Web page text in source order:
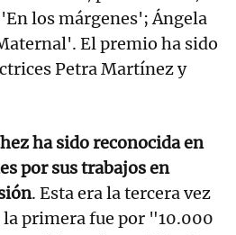
los márgenes'; Ángela
El premio ha sido
Petra Martínez y
ha sido reconocida en
por sus trabajos en
. Esta era la tercera vez
la primera fue por "10.000